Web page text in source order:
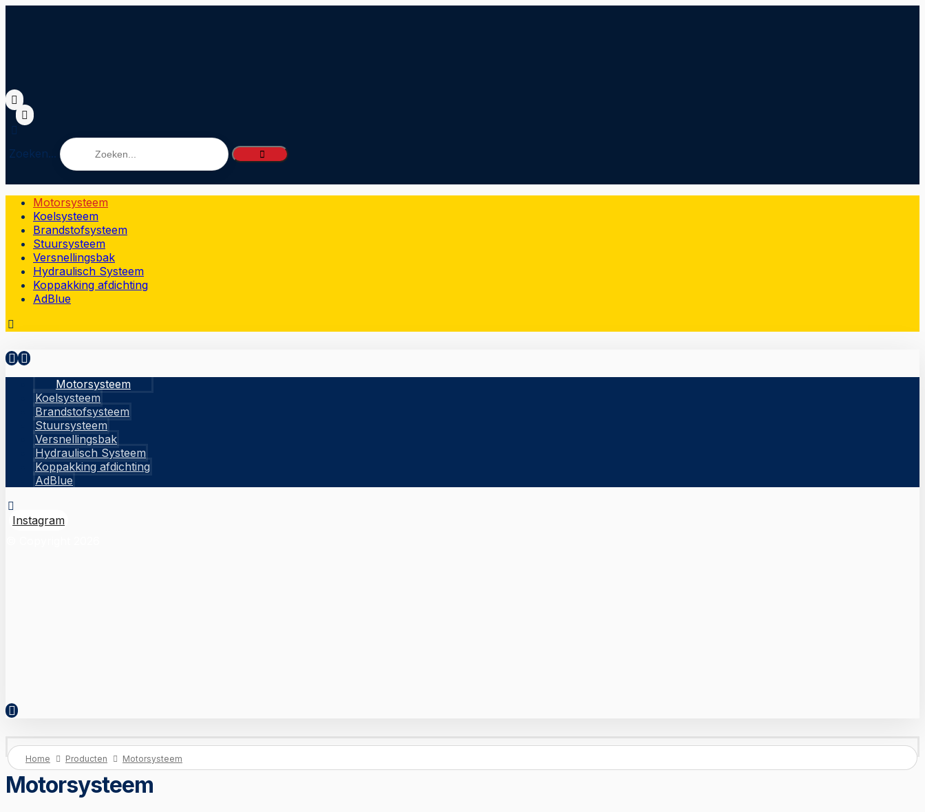
Zoeken...
Motorsysteem
Koelsysteem
Brandstofsysteem
Stuursysteem
Versnellingsbak
Hydraulisch Systeem
Koppakking afdichting
AdBlue
Motorsysteem
Koelsysteem
Brandstofsysteem
Stuursysteem
Versnellingsbak
Hydraulisch Systeem
Koppakking afdichting
AdBlue
Instagram
Home Producten Motorsysteem
Motorsysteem